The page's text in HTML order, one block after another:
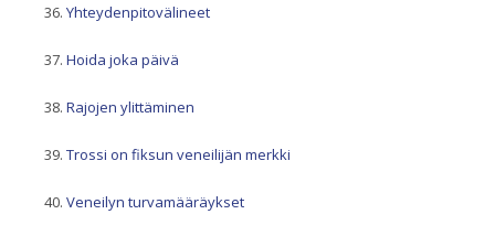
Yhteydenpitovälineet
Hoida joka päivä
Rajojen ylittäminen
Trossi on fiksun veneilijän merkki
Veneilyn turvamääräykset